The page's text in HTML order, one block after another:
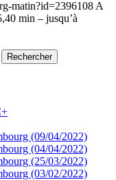
matin?id=2396108 A
min – jusqu’à
(09/04/2022)
(04/04/2022)
(25/03/2022)
(03/02/2022)